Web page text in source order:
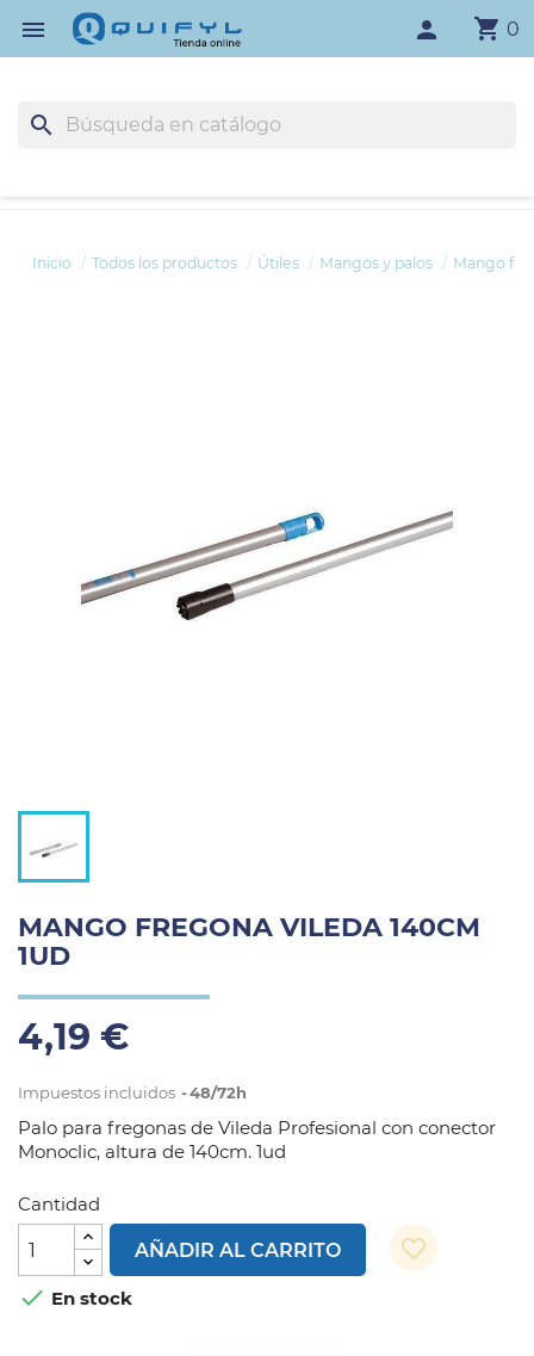
 shopping_cart 0
person
search
Inicio Todos los productos Útiles Mangos y palos Mango
MANGO FREGONA VILEDA 140CM
1UD
4,19 €
Impuestos incluidos 48/72h
Palo para fregonas de Vileda Profesional con conector
Monoclic, altura de 140cm. 1ud
Cantidad
AÑADIR AL CARRITO
favorite_border
 En stock